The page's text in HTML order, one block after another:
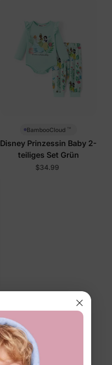
BambooCloud ™
Disney Prinzessin Baby 2-
teiliges Set Grün
$34.99